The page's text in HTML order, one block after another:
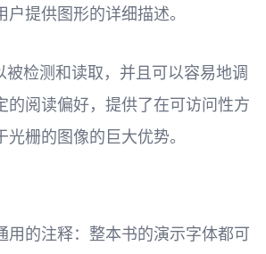
提供图形的详细描述。
被检测和读取，并且可以容易地调
的阅读偏好，提供了在可访问性方
栅的图像的巨大优势。
用的注释：整本书的演示字体都可